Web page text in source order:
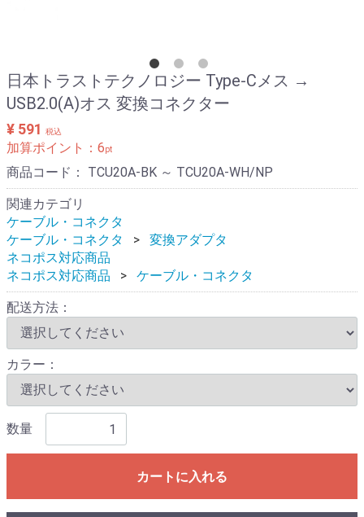
日本トラストテクノロジー Type-Cメス →
USB2.0(A)オス 変換コネクター
¥ 591 税込
加算ポイント： 6pt
商品コード： TCU20A-BK ～ TCU20A-WH/NP
関連カテゴリ
ケーブル・コネクタ
ケーブル・コネクタ
変換アダプタ
ネコポス対応商品
ネコポス対応商品
ケーブル・コネクタ
配送方法：
カラー：
数量
カートに入れる